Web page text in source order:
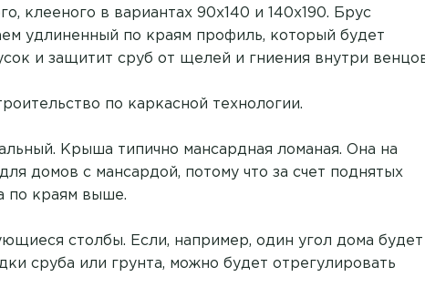
клееного в вариантах 90х140 и 140х190. Брус
удлиненный по краям профиль, который будет
и защитит сруб от щелей и гниения внутри
по каркасной технологии.
Крыша типично мансардная ломаная. Она на
домов с мансардой, потому что за счет поднятых
по краям выше.
столбы. Если, например, один угол дома будет
сруба или грунта, можно будет отрегулировать